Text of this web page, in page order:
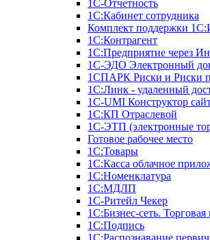
1С-Отчетность
1С:Кабинет сотрудника
Комплект поддержки
1С:Контрагент
1С:Предприятие через
1С-ЭДО Электронный
1СПАРК Риски и Риски
1С:Линк - удаленный
1С-UMI Конструктор
1С:КП Отраслевой
1С-ЭТП (электронные
Готовое рабочее место
1С:Товары
1С:Касса облачное
1С:Номенклатура
1С:МДЛП
1C-Ритейл Чекер
1C:Бизнес-сеть.
1С:Подпись
1С:Распознавание